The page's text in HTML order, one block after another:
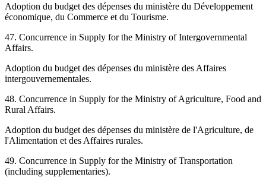
Adoption du budget des dépenses du ministère du Développement
économique, du Commerce et du Tourisme.
47. Concurrence in Supply for the Ministry of Intergovernmental
Affairs.
Adoption du budget des dépenses du ministère des Affaires
intergouvernementales.
48. Concurrence in Supply for the Ministry of Agriculture, Food and
Rural Affairs.
Adoption du budget des dépenses du ministère de l'Agriculture, de
l'Alimentation et des Affaires rurales.
49. Concurrence in Supply for the Ministry of Transportation
(including supplementaries).